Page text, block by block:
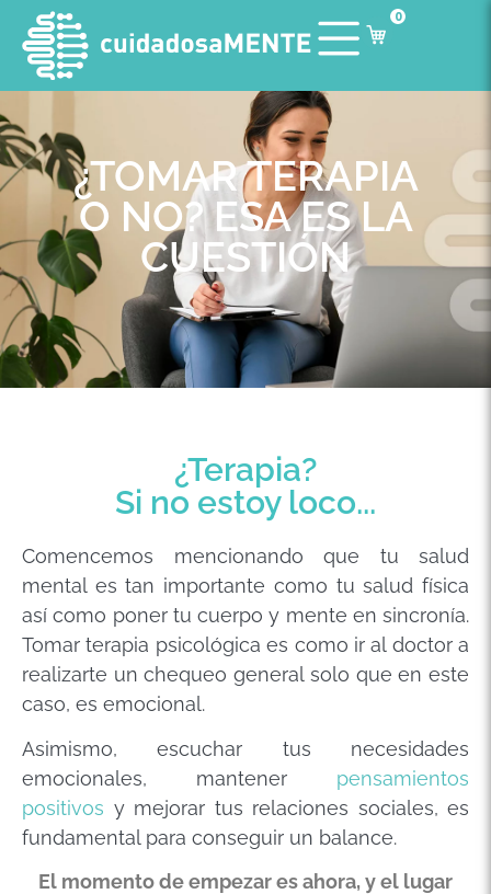
0
¿TOMAR TERAPIA
O NO? ESA ES LA
CUESTIÓN
¿Terapia?
Si no estoy loco...
Comencemos mencionando que tu salud
mental es tan importante como tu salud física
así como poner tu cuerpo y mente en sincronía.
Tomar terapia psicológica es como ir al doctor a
realizarte un chequeo general solo que en este
caso, es emocional.
Asimismo, escuchar tus necesidades
emocionales, mantener pensamientos
positivos y mejorar tus relaciones sociales, es
fundamental para conseguir un balance.
El momento de empezar es ahora, y el lugar